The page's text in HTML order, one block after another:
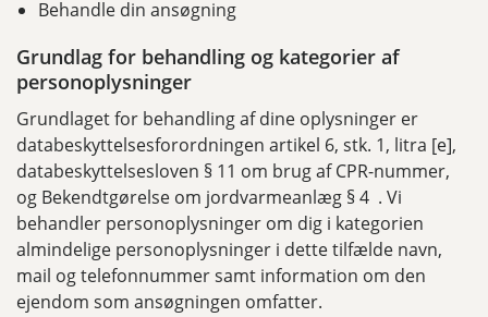
Behandle din ansøgning
Grundlag for behandling og kategorier af
personoplysninger
Grundlaget for behandling af dine oplysninger er
databeskyttelsesforordningen artikel 6, stk. 1, litra [e],
databeskyttelsesloven § 11 om brug af CPR-nummer,
og Bekendtgørelse om jordvarmeanlæg § 4 . Vi
behandler personoplysninger om dig i kategorien
almindelige personoplysninger i dette tilfælde navn,
mail og telefonnummer samt information om den
ejendom som ansøgningen omfatter.